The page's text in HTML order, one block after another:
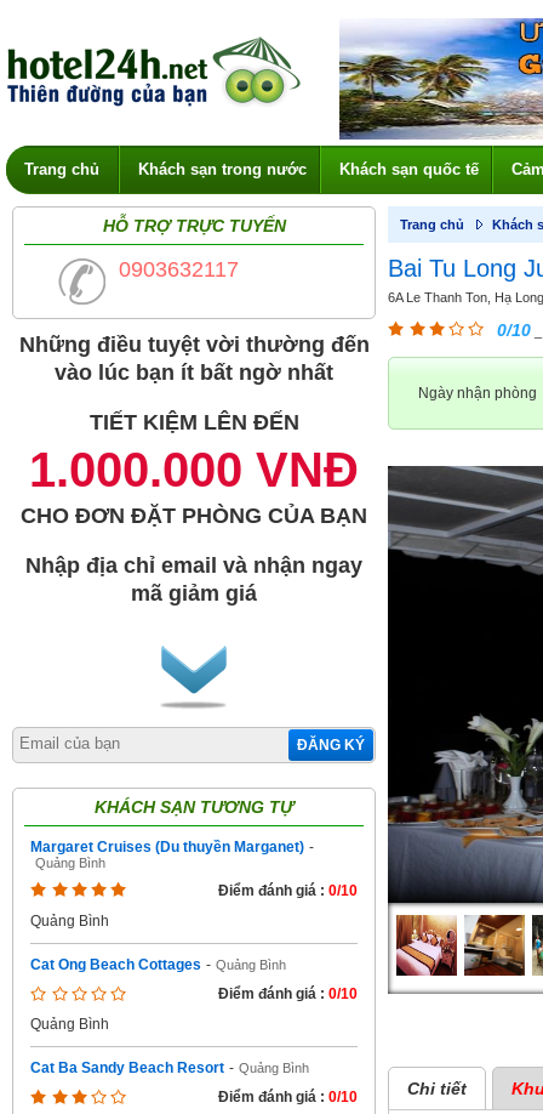
Trang chủ Khách sạn trong nước Khách sạn quốc tế
HỖ TRỢ TRỰC TUYẾN
0903632117
Những điều tuyệt vời thường đến
vào lúc bạn ít bất ngờ nhất
TIẾT KIỆM LÊN ĐẾN
1.000.000 VNĐ
CHO ĐƠN ĐẶT PHÒNG CỦA BẠN
Nhập địa chỉ email và nhận ngay
mã giảm giá
ĐĂNG KÝ
KHÁCH SẠN TƯƠNG TỰ
Margaret Cruises (Du thuyền Marganet) -
Quảng Bình
Điểm đánh giá : 0/10
Quảng Bình
Cat Ong Beach Cottages - Quảng Bình
Điểm đánh giá : 0/10
Quảng Bình
Cat Ba Sandy Beach Resort - Quảng Bình
Điểm đánh giá : 0/10
Trang chủ Khách
Bai Tu Long
6A Le Thanh Ton, Hạ
0/10
Ngày nhận phòng
Chi tiết